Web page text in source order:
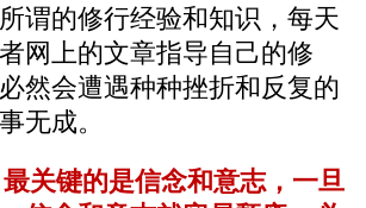
谓的修行经验和知识，每天
网上的文章指导自己的修
然会遭遇种种挫折和反复的
无成。
关键的是信念和意志，一旦